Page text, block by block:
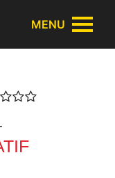
MENU